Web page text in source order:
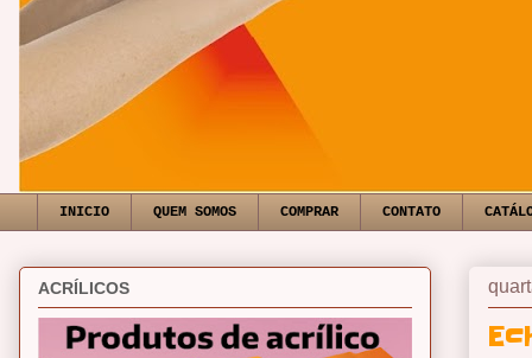
INICIO QUEM SOMOS COMPRAR CONTATO
ACRÍLICOS